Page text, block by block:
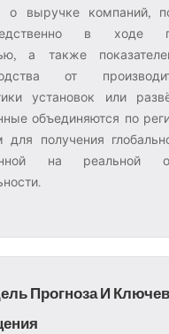
о выручке компаний,
в ходе
а также
от
установок или
объединяются по
для получения
на реальной
Прогноза И